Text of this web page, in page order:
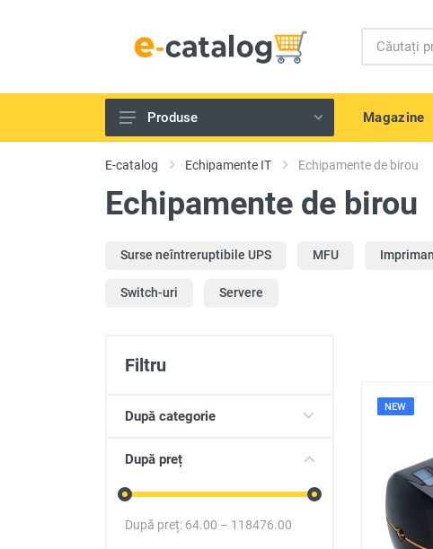
Telefoane și gadget-uri
Echipamente IT
Televizoare, tehnică Audio-Video
Tehnică de bucătărie
Aparate de uz casnic
Produse auto
Produse Magazine
E-catalog Echipamente IT Echipamente de birou
Echipamente de birou
Surse neîntreruptibile UPS MFU
Switch-uri Servere
Filtru
După categorie
După preț
După preț: 64.00 – 118476.00
NEW